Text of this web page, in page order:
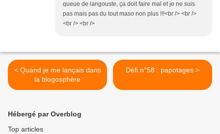
queue de langouste, ça doit faire mal et je ne suis
pas mais pas du tout maso non plus !!!<br /> <br />
<br /> <br />
< Quand je me lançais dans
la blogosphère
Défi n°58 : papotages >
Hébergé par Overblog
Top articles